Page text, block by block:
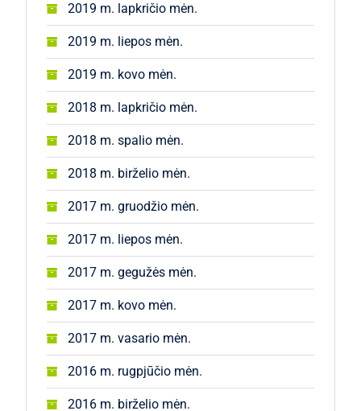
2019 m. lapkričio mėn.
2019 m. liepos mėn.
2019 m. kovo mėn.
2018 m. lapkričio mėn.
2018 m. spalio mėn.
2018 m. birželio mėn.
2017 m. gruodžio mėn.
2017 m. liepos mėn.
2017 m. gegužės mėn.
2017 m. kovo mėn.
2017 m. vasario mėn.
2016 m. rugpjūčio mėn.
2016 m. birželio mėn.